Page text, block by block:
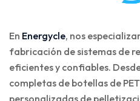
En Energycle, nos
fabricación de sistemas de
eficientes y confiables.
completas de botellas de
personalizadas de